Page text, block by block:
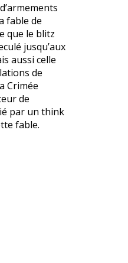
fable de
que le blitz
jusqu’aux
aussi celle
de
Crimée
de
par un think
fable.